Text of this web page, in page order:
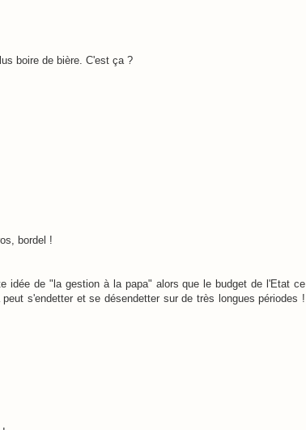
boire de bière. C'est ça ?
bordel !
idée de "la gestion à la papa" alors que le budget de l'Etat ce
s'endetter et se désendetter sur de très longues périodes !